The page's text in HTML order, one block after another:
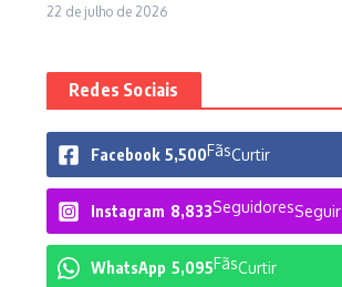
22 de julho de 2026
Redes Sociais
Facebook 5,500FãsCurtir
Instagram 8,833SeguidoresSeguir
WhatsApp 5,095FãsCurtir